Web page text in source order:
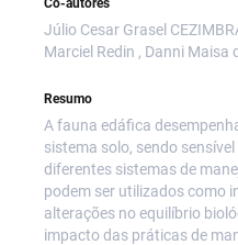
Júlio Cesar Grasel
Marciel Redin , Danni Maisa
Resumo
A fauna edáfica
sistema solo, sendo
diferentes sistemas de
podem ser utilizados como
alterações no equilíbrio
impacto das práticas de